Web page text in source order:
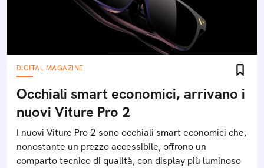
DIGITAL MAGAZINE
Occhiali smart economici, arrivano i
nuovi Viture Pro 2
I nuovi Viture Pro 2 sono occhiali smart economici che,
nonostante un prezzo accessibile, offrono un
comparto tecnico di qualità, con display più luminoso